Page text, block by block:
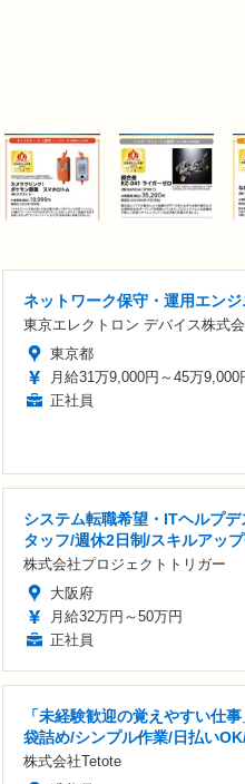
ネットワーク保守・運用エンジ
東京エレクトロン デバイス株式
東京都
月給31万9,000円～45万9,000
正社員
システム転職希望・ITヘルプ
タッフ/週休2日制/スキルアッ
株式会社プロジェクトトリガー
大阪府
月給32万円～50万円
正社員
「未経験歓迎の覚えやすい仕
袋詰め/シンプル作業/日払い
株式会社Tetote